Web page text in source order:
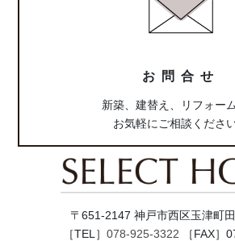
お問合せ
新築、建替え、リフォー
お気軽にご相談ください
〒651-2147 神戸市西区玉津町
［TEL］ 078-925-3322 ［FAX］